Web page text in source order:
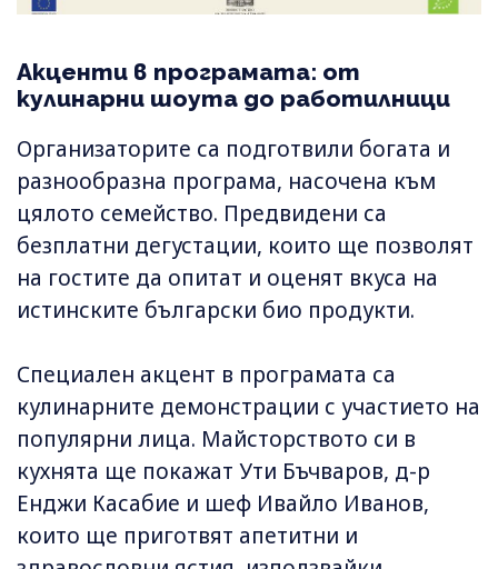
Акценти в програмата: от
кулинарни шоута до работилници
Организаторите са подготвили богата и
разнообразна програма, насочена към
цялото семейство. Предвидени са
безплатни дегустации, които ще позволят
на гостите да опитат и оценят вкуса на
истинските български био продукти.
Специален акцент в програмата са
кулинарните демонстрации с участието на
популярни лица. Майсторството си в
кухнята ще покажат Ути Бъчваров, д-р
Енджи Касабие и шеф Ивайло Иванов,
които ще приготвят апетитни и